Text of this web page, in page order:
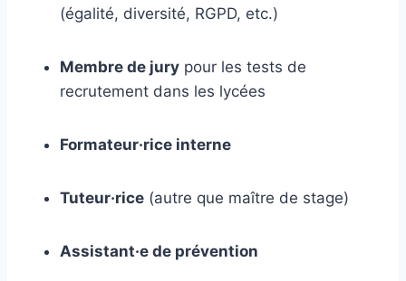
(égalité, diversité, RGPD, etc.)
Membre de jury pour les tests de
recrutement dans les lycées
Formateur·rice interne
Tuteur·rice (autre que maître de stage)
Assistant·e de prévention